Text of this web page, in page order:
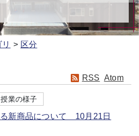
区分
RSS Atom
授業の様子
新商品について 10月21日